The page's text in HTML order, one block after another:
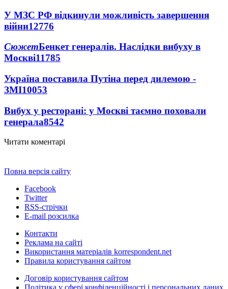
У МЗС РФ відкинули можливість завершення
війни12776
СюжетБенкет генералів. Наслідки вибуху в
Москві11785
Україна поставила Путіна перед дилемою -
ЗМІ10053
Вибух у ресторані: у Москві таємно поховали
генерала8542
Читати коментарі
Повна версія сайту
Facebook
Twitter
RSS-стрічки
E-mail розсилка
Контакти
Реклама на сайті
Використання матеріалів korrespondent.net
Правила користування сайтом
Договір користування сайтом
Політика у сфері конфіденційності і персональних даних